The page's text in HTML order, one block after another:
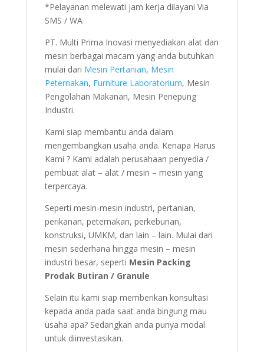
*Pelayanan melewati jam kerja dilayani Via
SMS / WA
PT. Multi Prima Inovasi menyediakan alat dan
mesin berbagai macam yang anda butuhkan
mulai dari Mesin Pertanian, Mesin
Peternakan, Furniture Laboratorium, Mesin
Pengolahan Makanan, Mesin Penepung
Industri.
Kami siap membantu anda dalam
mengembangkan usaha anda. Kenapa Harus
Kami ? Kami adalah perusahaan penyedia /
pembuat alat – alat / mesin – mesin yang
terpercaya.
Seperti mesin-mesin industri, pertanian,
perikanan, peternakan, perkebunan,
konstruksi, UMKM, dan lain – lain. Mulai dari
mesin sederhana hingga mesin – mesin
industri besar, seperti Mesin Packing
Prodak Butiran / Granule
Selain itu kami siap memberikan konsultasi
kepada anda pada saat anda bingung mau
usaha apa? Sedangkan anda punya modal
untuk diinvestasikan.